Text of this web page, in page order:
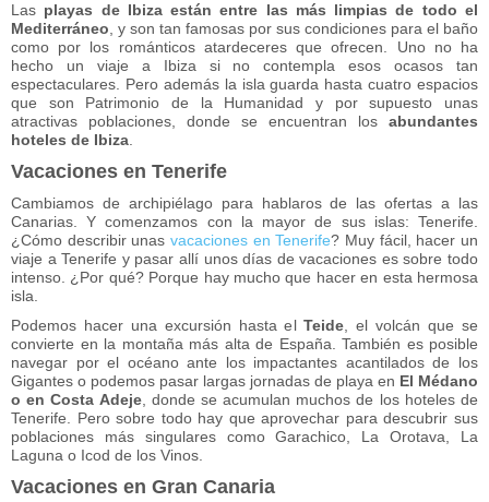
Las playas de Ibiza están entre las más limpias de todo el
Mediterráneo , y son tan famosas por sus condiciones para el baño
como por los románticos atardeceres que ofrecen. Uno no ha
hecho un viaje a Ibiza si no contempla esos ocasos tan
espectaculares. Pero además la isla guarda hasta cuatro espacios
que son Patrimonio de la Humanidad y por supuesto unas
atractivas poblaciones, donde se encuentran los abundantes
hoteles de Ibiza
Vacaciones en Tenerife
Cambiamos de archipiélago para hablaros de las ofertas a las
Canarias. Y comenzamos con la mayor de sus islas: Tenerife.
¿Cómo describir unas vacaciones en Tenerife? Muy fácil, hacer un
viaje a Tenerife y pasar allí unos días de vacaciones es sobre todo
intenso. ¿Por qué? Porque hay mucho que hacer en esta hermosa
isla.
Podemos hacer una excursión hasta elTeide , el volcán que se
convierte en la montaña más alta de España. También es posible
navegar por el océano ante los impactantes acantilados de los
Gigantes o podemos pasar largas jornadas de playa en El Médano
o en Costa Adeje, donde se acumulan muchos de los hoteles de
Tenerife. Pero sobre todo hay que aprovechar para descubrir sus
poblaciones más singulares como Garachico, La Orotava, La
Laguna o Icod de los Vinos.
Vacaciones en Gran Canaria